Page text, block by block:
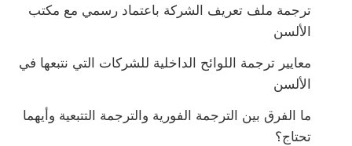
ترجمة ملف تعريف الشركة باعتماد رسمي مع مكتب
الألسن
معايير ترجمة اللوائح الداخلية للشركات التي نتبعها في
الألسن
ما الفرق بين الترجمة الفورية والترجمة التتبعية وأيهما
تحتاج؟